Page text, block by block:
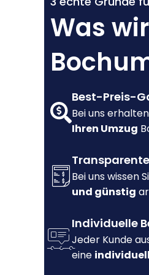
Was
Best-Preis-
Bei uns
Ihren Umzug
Bei uns wissen
und günstig
Individuelle
Jeder Kunde
eine